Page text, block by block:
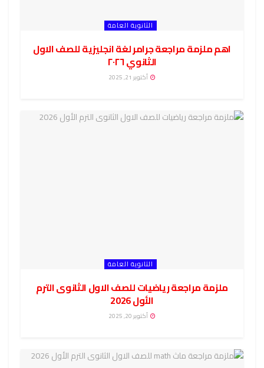
الثانوية العامة
اهم ملزمة مراجعة جرامر لغة انجليزية للصف الاول
الثانوي ٢٠٢٦
أكتوبر 21, 2025
الثانوية العامة
ملزمة مراجعة رياضيات للصف الاول الثانوى الترم
الأول 2026
أكتوبر 20, 2025